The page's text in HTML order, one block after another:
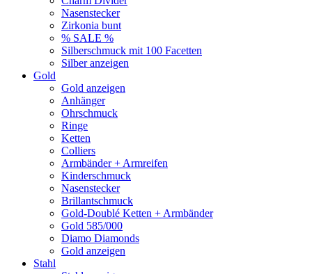
Nasenstecker
Zirkonia bunt
% SALE %
Silberschmuck mit 100 Facetten
Silber anzeigen
Gold
Gold anzeigen
Anhänger
Ohrschmuck
Ringe
Ketten
Colliers
Armbänder + Armreifen
Kinderschmuck
Nasenstecker
Brillantschmuck
Gold-Doublé Ketten + Armbänder
Gold 585/000
Diamo Diamonds
Gold anzeigen
Stahl